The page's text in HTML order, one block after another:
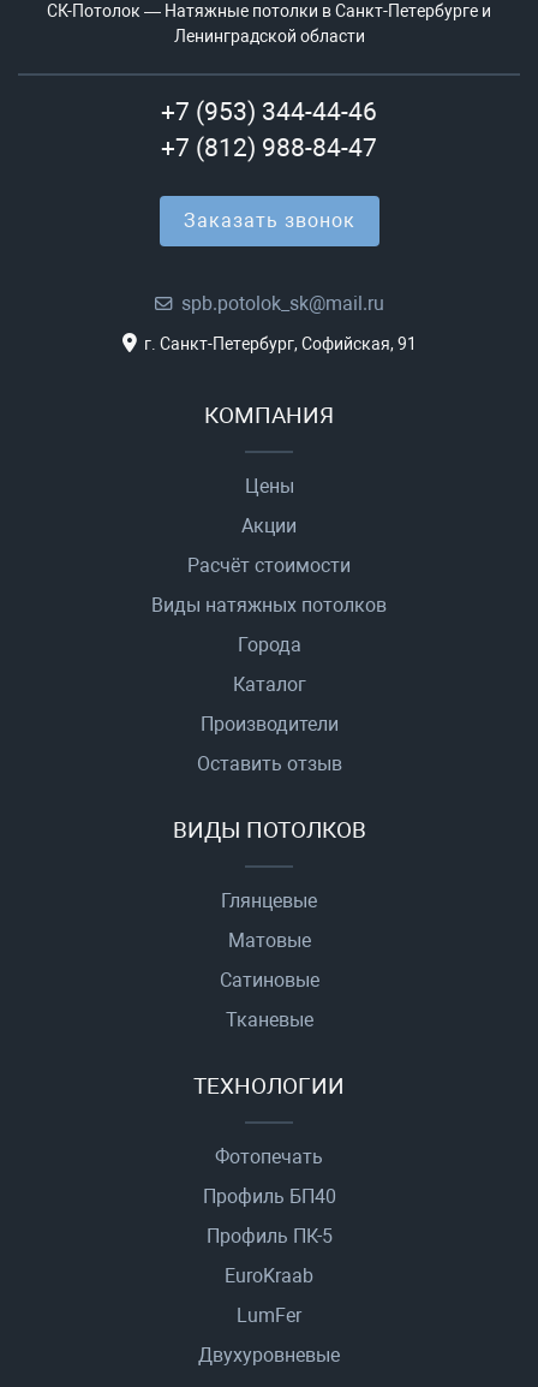
СК-Потолок — Натяжные потолки в Санкт-Петербурге и
Ленинградской области
+7 (953) 344-44-46
+7 (812) 988-84-47
Заказать звонок
spb.potolok_sk@mail.ru
г. Санкт-Петербург, Софийская, 91
КОМПАНИЯ
Цены
Акции
Расчёт стоимости
Виды натяжных потолков
Города
Каталог
Производители
Оставить отзыв
ВИДЫ ПОТОЛКОВ
Глянцевые
Матовые
Сатиновые
Тканевые
ТЕХНОЛОГИИ
Фотопечать
Профиль БП40
Профиль ПК-5
EuroKraab
LumFer
Двухуровневые